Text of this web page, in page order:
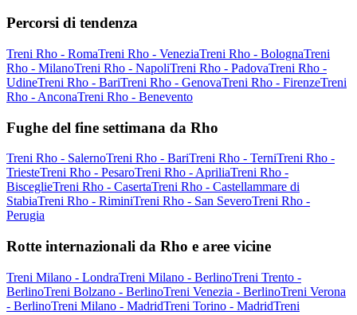
Percorsi di tendenza
Treni Rho - RomaTreni Rho - VeneziaTreni Rho - BolognaTreni
Rho - MilanoTreni Rho - NapoliTreni Rho - PadovaTreni Rho -
UdineTreni Rho - BariTreni Rho - GenovaTreni Rho - FirenzeTreni
Rho - AnconaTreni Rho - Benevento
Fughe del fine settimana da Rho
Treni Rho - SalernoTreni Rho - BariTreni Rho - TerniTreni Rho -
TriesteTreni Rho - PesaroTreni Rho - ApriliaTreni Rho -
BisceglieTreni Rho - CasertaTreni Rho - Castellammare di
StabiaTreni Rho - RiminiTreni Rho - San SeveroTreni Rho -
Perugia
Rotte internazionali da Rho e aree vicine
Treni Milano - LondraTreni Milano - BerlinoTreni Trento -
BerlinoTreni Bolzano - BerlinoTreni Venezia - BerlinoTreni Verona
- BerlinoTreni Milano - MadridTreni Torino - MadridTreni